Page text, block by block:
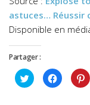
astuces… Réussir
Disponible en
Partager :
Cliquez
pour
partager
Cliquez
pour
partager